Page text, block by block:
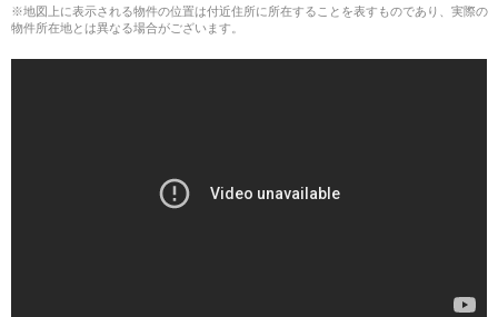
※地図上に表示される物件の位置は付近住所に所在することを表すものであり、実際の
物件所在地とは異なる場合がございます。